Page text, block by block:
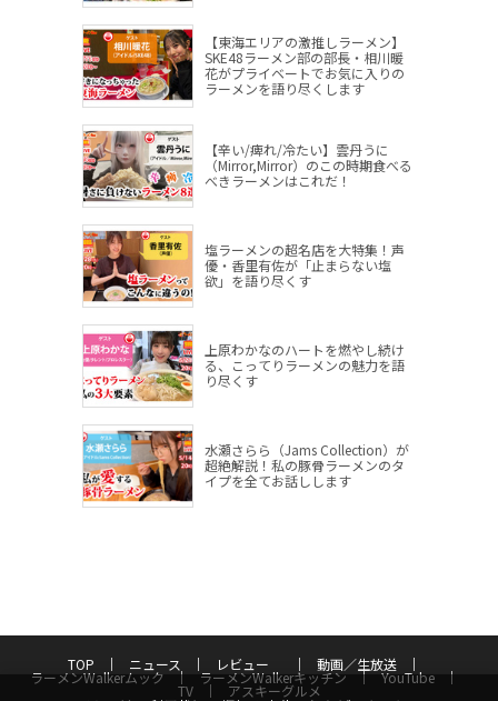
【東海エリアの激推しラーメン】
SKE48ラーメン部の部長・相川暖
花がプライベートでお気に入りの
ラーメンを語り尽くします
【辛い/痺れ/冷たい】雲丹うに
（Mirror,Mirror）のこの時期食べる
べきラーメンはこれだ！
塩ラーメンの超名店を大特集！声
優・香里有佐が「止まらない塩
欲」を語り尽くす
上原わかなのハートを燃やし続け
る、こってりラーメンの魅力を語
り尽くす
水瀬さらら（Jams Collection）が
超絶解説！私の豚骨ラーメンのタ
イプを全てお話しします
TOP ニュース レビュー 動画／生放送
ラーメンWalkerムック ラーメンWalkerキッチン YouTube
TV アスキーグルメ